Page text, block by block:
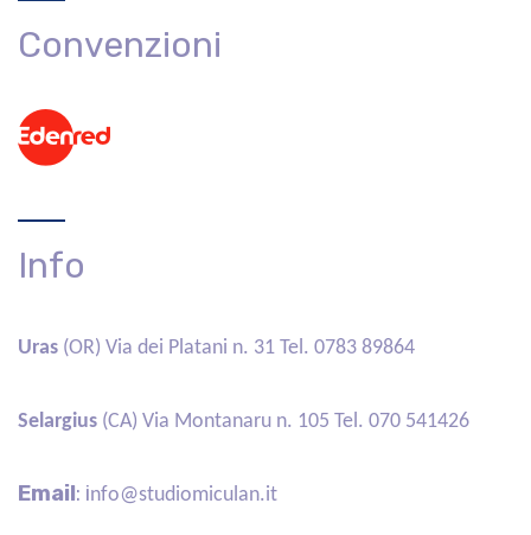
Convenzioni
Info
Uras (OR) Via dei Platani n. 31 Tel. 0783 89864
Selargius (CA) Via Montanaru n. 105 Tel. 070 541426
Email: info@studiomiculan.it